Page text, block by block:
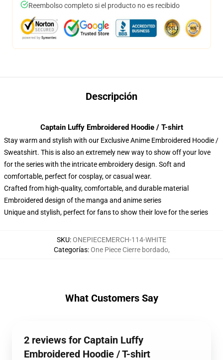
Reembolso completo si el producto no es recibido
Descripción
Captain Luffy Embroidered Hoodie / T-shirt
Stay warm and stylish with our Exclusive Anime Embroidered Hoodie /
Sweatshirt. This is also an extremely new way to show off your love
for the series with the intricate embroidery design. Soft and
comfortable, perfect for cosplay, or casual wear.
Crafted from high-quality, comfortable, and durable material
Embroidered design of the manga and anime series
Unique and stylish, perfect for fans to show their love for the series
SKU:ONEPIECEMERCH-114-WHITE
Categorías:One Piece Cierre bordado,
What Customers Say
2 reviews for Captain Luffy
Embroidered Hoodie / T-shirt